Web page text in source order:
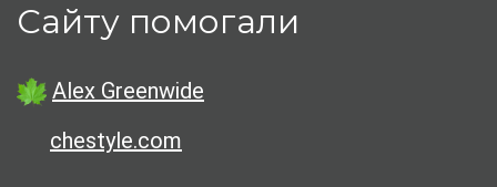
Сайту помогали
Alex Greenwide
chestyle.com